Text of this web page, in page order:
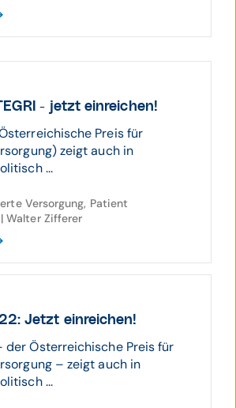
- jetzt einreichen!
Preis für
zeigt auch in
...
Versorgung, Patient
Walter Zifferer
Jetzt einreichen!
der Österreichische Preis für
– zeigt auch in
...